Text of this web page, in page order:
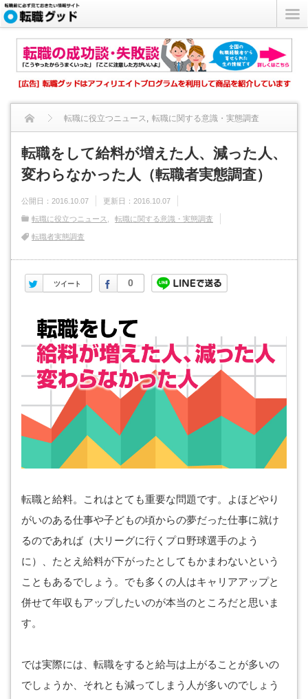
転職に役立つニュース, 転職に関する意識・実態調査
転職をして給料が増えた人、減った人、変わらなかった人（転職
者...
転職をして給料が増えた人、減った人、
変わらなかった人（転職者実態調査）
公開日： 2016.10.07 更新日： 2016.10.07
転職に役立つニュース 転職に関する意識・実態調査
転職者実態調査
ツイート
Twitter 0
Facebook
転職と給料。これはとても重要な問題です。よほどやり
がいのある仕事や子どもの頃からの夢だった仕事に就け
るのであれば（大リーグに行くプロ野球選手のよう
に）、たとえ給料が下がったとしてもかまわないという
こともあるでしょう。でも多くの人はキャリアアップと
併せて年収もアップしたいのが本当のところだと思いま
す。
では実際には、転職をすると給与は上がることが多いの
でしょうか、それとも減ってしまう人が多いのでしょう